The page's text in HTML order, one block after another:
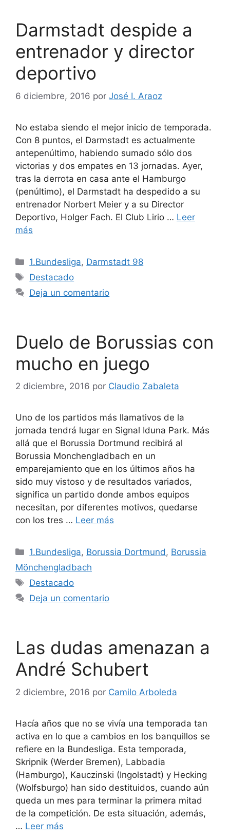
Darmstadt despide a
entrenador y director
deportivo
6 diciembre, 2016 por José I. Araoz
No estaba siendo el mejor inicio de temporada.
Con 8 puntos, el Darmstadt es actualmente
antepenúltimo, habiendo sumado sólo dos
victorias y dos empates en 13 jornadas. Ayer,
tras la derrota en casa ante el Hamburgo
(penúltimo), el Darmstadt ha despedido a su
entrenador Norbert Meier y a su Director
Deportivo, Holger Fach. El Club Lirio … Leer
más
Categorías
1.Bundesliga, Darmstadt 98
Etiquetas
Destacado
Deja un comentario
Duelo de Borussias con
mucho en juego
2 diciembre, 2016 por Claudio Zabaleta
Uno de los partidos más llamativos de la
jornada tendrá lugar en Signal Iduna Park. Más
allá que el Borussia Dortmund recibirá al
Borussia Monchengladbach en un
emparejamiento que en los últimos años ha
sido muy vistoso y de resultados variados,
significa un partido donde ambos equipos
necesitan, por diferentes motivos, quedarse
con los tres … Leer más
Categorías
1.Bundesliga, Borussia Dortmund, Borussia
Mönchengladbach
Etiquetas
Destacado
Deja un comentario
Las dudas amenazan a
André Schubert
2 diciembre, 2016 por Camilo Arboleda
Hacía años que no se vivía una temporada tan
activa en lo que a cambios en los banquillos se
refiere en la Bundesliga. Esta temporada,
Skripnik (Werder Bremen), Labbadia
(Hamburgo), Kauczinski (Ingolstadt) y Hecking
(Wolfsburgo) han sido destituidos, cuando aún
queda un mes para terminar la primera mitad
de la competición. De esta situación, además,
… Leer más